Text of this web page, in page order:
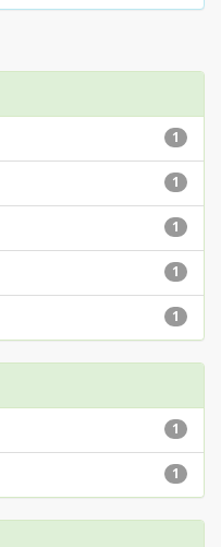
1
1
1
1
1
1
1